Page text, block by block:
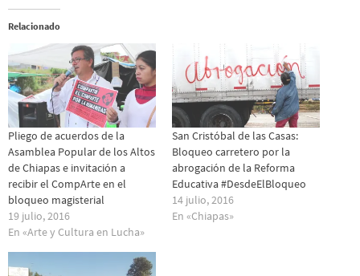
Relacionado
Pliego de acuerdos de la
Asamblea Popular de los Altos
de Chiapas e invitación a
recibir el CompArte en el
bloqueo magisterial
19 julio, 2016
En «Arte y Cultura en Lucha»
San Cristóbal de las Casas:
Bloqueo carretero por la
abrogación de la Reforma
Educativa #DesdeElBloqueo
14 julio, 2016
En «Chiapas»